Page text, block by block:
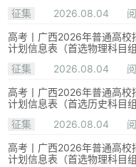
征集
2026.08.04
高考丨广西2026年普通高校
计划信息表（首选物理科目组
征集
2026.08.04
高考丨广西2026年普通高校
计划信息表（首选历史科目组
征集
2026.08.04
高考丨广西2026年普通高校
计划信息表（首选物理科目组